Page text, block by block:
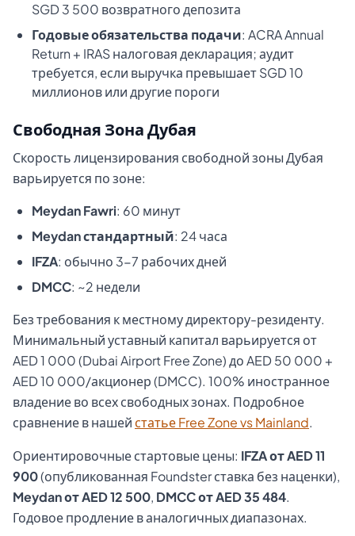
SGD 3 500 возвратного депозита
Годовые обязательства подачи: ACRA Annual
Return + IRAS налоговая декларация; аудит
требуется, если выручка превышает SGD 10
миллионов или другие пороги
Свободная Зона Дубая
Скорость лицензирования свободной зоны Дубая
варьируется по зоне:
Meydan Fawri: 60 минут
Meydan стандартный: 24 часа
IFZA: обычно 3-7 рабочих дней
DMCC: ~2 недели
Без требования к местному директору-резиденту.
Минимальный уставный капитал варьируется от
AED 1 000 (Dubai Airport Free Zone) до AED 50 000 +
AED 10 000/акционер (DMCC). 100% иностранное
владение во всех свободных зонах. Подробное
сравнение в нашейстатье Free Zone vs Mainland.
Ориентировочные стартовые цены: IFZA от AED 11
900(опубликованная Foundster ставка без наценки),
Meydan от AED 12 500, DMCC от AED 35 484.
Годовое продление в аналогичных диапазонах.